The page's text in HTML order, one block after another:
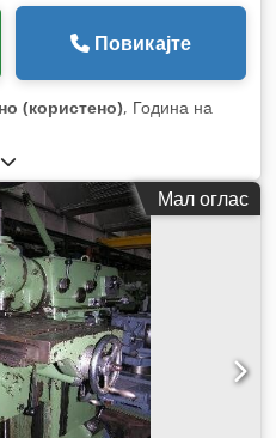
Повикајте
(користено), Година на
Мал оглас